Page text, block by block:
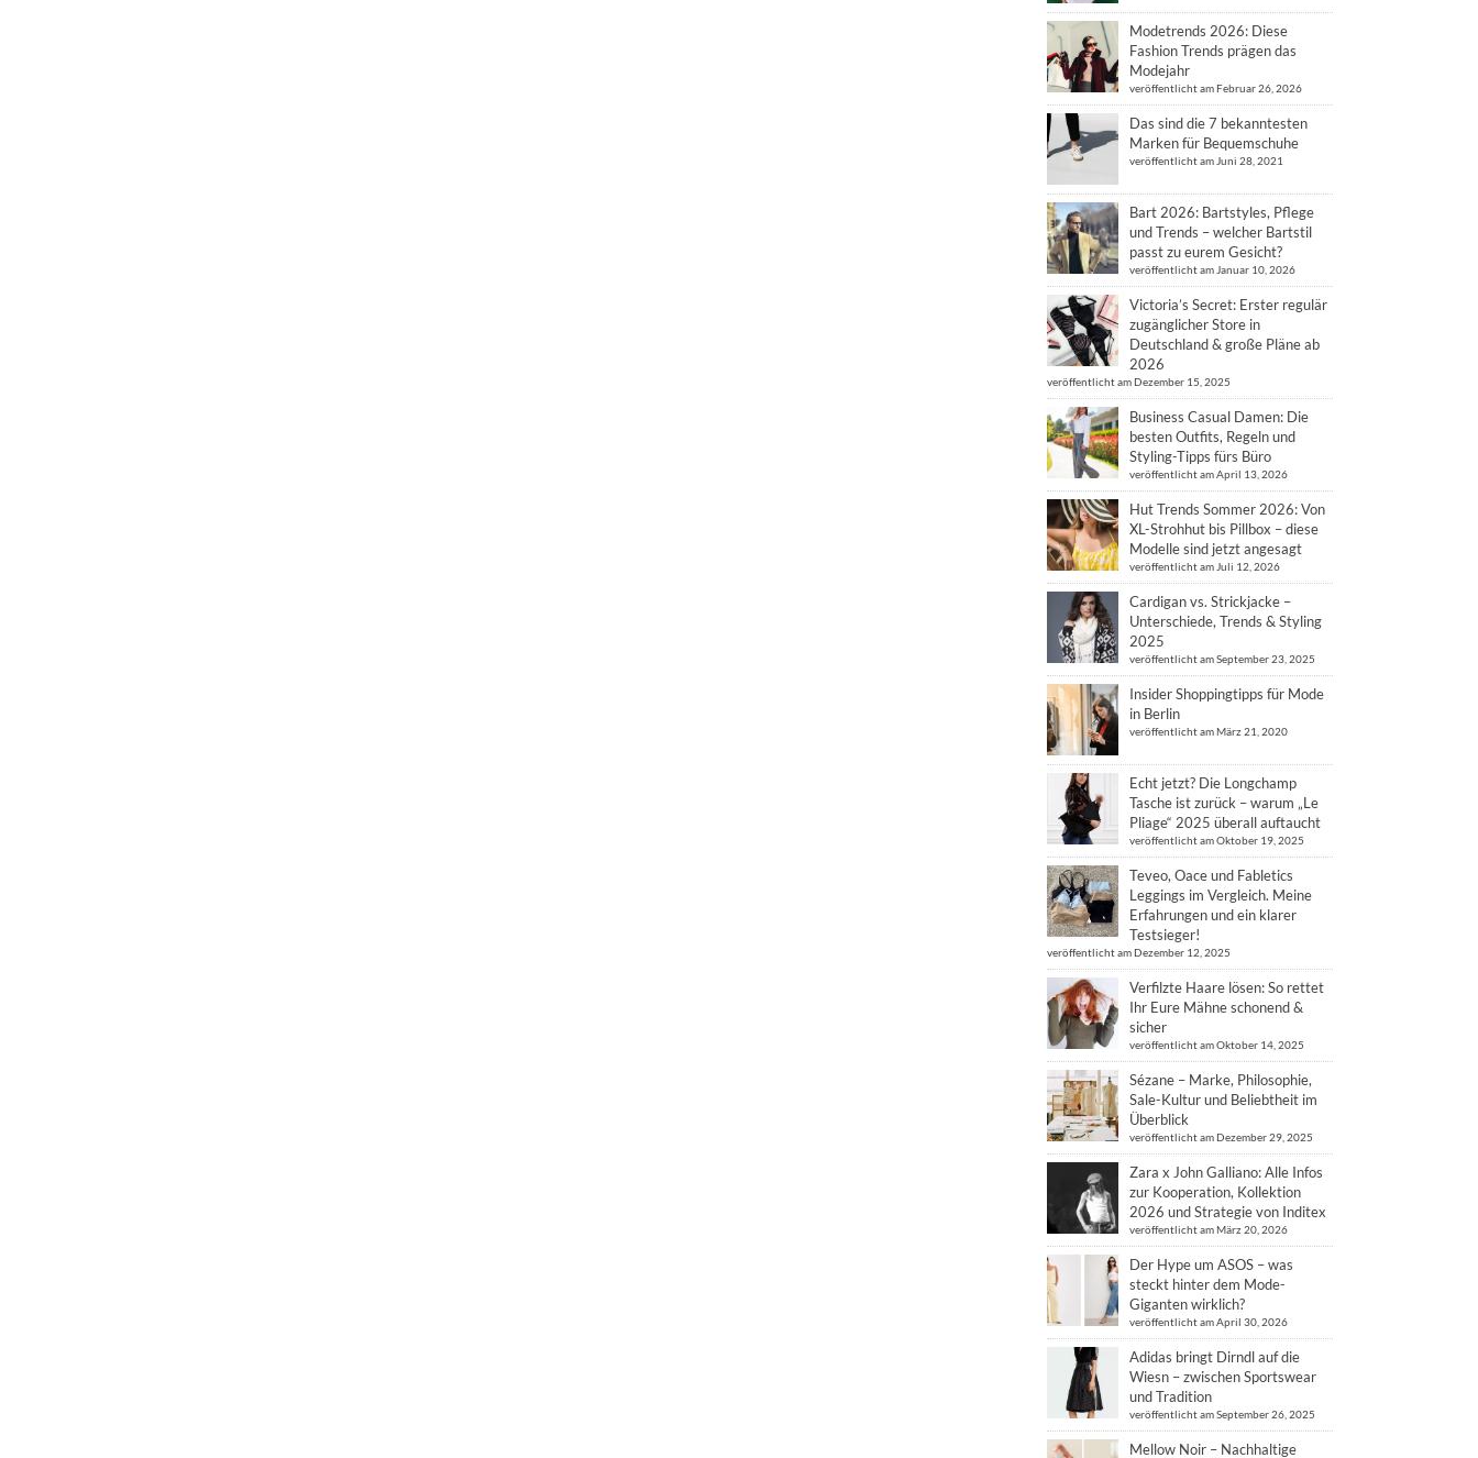
Modetrends 2026: Diese
Fashion Trends prägen das
Modejahr
veröffentlicht am Februar 26, 2026
Das sind die 7 bekanntesten
Marken für Bequemschuhe
veröffentlicht am Juni 28, 2021
Bart 2026: Bartstyles, Pflege
und Trends – welcher Bartstil
passt zu eurem Gesicht?
veröffentlicht am Januar 10, 2026
Victoria’s Secret: Erster regulär
zugänglicher Store in
Deutschland & große Pläne ab
2026
veröffentlicht am Dezember 15, 2025
Business Casual Damen: Die
besten Outfits, Regeln und
Styling-Tipps fürs Büro
veröffentlicht am April 13, 2026
Hut Trends Sommer 2026: Von
XL-Strohhut bis Pillbox – diese
Modelle sind jetzt angesagt
veröffentlicht am Juli 12, 2026
Cardigan vs. Strickjacke –
Unterschiede, Trends & Styling
2025
veröffentlicht am September 23, 2025
Insider Shoppingtipps für Mode
in Berlin
veröffentlicht am März 21, 2020
Echt jetzt? Die Longchamp
Tasche ist zurück – warum „Le
Pliage“ 2025 überall auftaucht
veröffentlicht am Oktober 19, 2025
Teveo, Oace und Fabletics
Leggings im Vergleich. Meine
Erfahrungen und ein klarer
Testsieger!
veröffentlicht am Dezember 12, 2025
Verfilzte Haare lösen: So rettet
Ihr Eure Mähne schonend &
sicher
veröffentlicht am Oktober 14, 2025
Sézane – Marke, Philosophie,
Sale-Kultur und Beliebtheit im
Überblick
veröffentlicht am Dezember 29, 2025
Zara x John Galliano: Alle Infos
zur Kooperation, Kollektion
2026 und Strategie von Inditex
veröffentlicht am März 20, 2026
Der Hype um ASOS – was
steckt hinter dem Mode-
Giganten wirklich?
veröffentlicht am April 30, 2026
Adidas bringt Dirndl auf die
Wiesn – zwischen Sportswear
und Tradition
veröffentlicht am September 26, 2025
Mellow Noir – Nachhaltige